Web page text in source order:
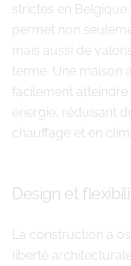
strictes en
permet non
mais aussi de
terme. Une maison
facilement
énergie, réduisant
chauffage et en
Design et
La construction à
liberté